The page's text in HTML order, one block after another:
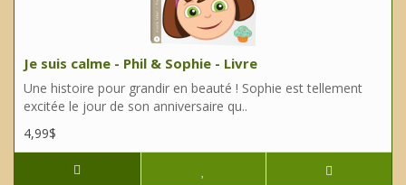
Je suis calme - Phil & Sophie - Livre
Une histoire pour grandir en beauté ! Sophie est tellement
excitée le jour de son anniversaire qu..
4,99$